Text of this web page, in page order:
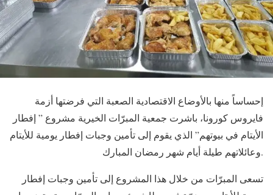
إحساساً منها بالأوضاع الاقتصادية الصعبة التي فرضتها أزمة
فايروس كورونا، باشرت جمعية المبرّات الخيرية مشروع ” إفطار
الأيتام في بيوتهم” الذي يقوم إلى تأمين وجبات إفطار يومية للأيتام
وعائلاتهم طيلة أيام شهر رمضان المبارك.
تسعى المبرّات من خلال هذا المشروع إلى تأمين وجبات إفطار